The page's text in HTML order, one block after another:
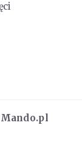
Mando.pl